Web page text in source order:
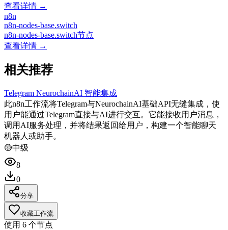
查看详情 →
n8n
n8n-nodes-base.switch
n8n-nodes-base.switch节点
查看详情 →
相关推荐
Telegram NeurochainAI 智能集成
此n8n工作流将Telegram与NeurochainAI基础API无缝集成，使
用户能通过Telegram直接与AI进行交互。它能接收用户消息，
调用AI服务处理，并将结果返回给用户，构建一个智能聊天
机器人或助手。
🟡中级
8
0
分享
收藏工作流
使用 6 个节点